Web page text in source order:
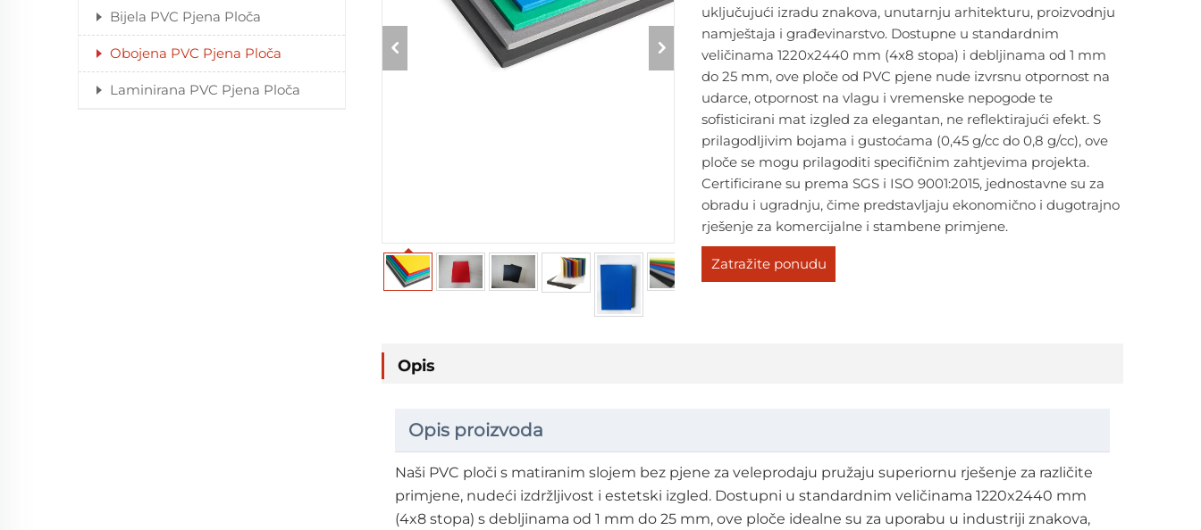
Bijela PVC Pjena Ploča
Obojena PVC Pjena Ploča
Laminirana PVC Pjena Ploča
uključujući izradu znakova, unutarnju arhitekturu, proizvodnju
namještaja i građevinarstvo. Dostupne u standardnim
veličinama 1220x2440 mm (4x8 stopa) i debljinama od 1 mm
do 25 mm, ove ploče od PVC pjene nude izvrsnu otpornost na
udarce, otpornost na vlagu i vremenske nepogode te
sofisticirani mat izgled za elegantan, ne reflektirajući efekt. S
prilagodljivim bojama i gustoćama (0,45 g/cc do 0,8 g/cc), ove
ploče se mogu prilagoditi specifičnim zahtjevima projekta.
Certificirane su prema SGS i ISO 9001:2015, jednostavne su za
obradu i ugradnju, čime predstavljaju ekonomično i dugotrajno
rješenje za komercijalne i stambene primjene.
Zatražite ponudu
Opis
Opis proizvoda
Naši PVC ploči s matiranim slojem bez pjene za veleprodaju pružaju superiornu rješenje za različite
primjene, nudeći izdržljivost i estetski izgled. Dostupni u standardnim veličinama 1220x2440 mm
(4x8 stopa) s debljinama od 1 mm do 25 mm, ove ploče idealne su za uporabu u industriji znakova,